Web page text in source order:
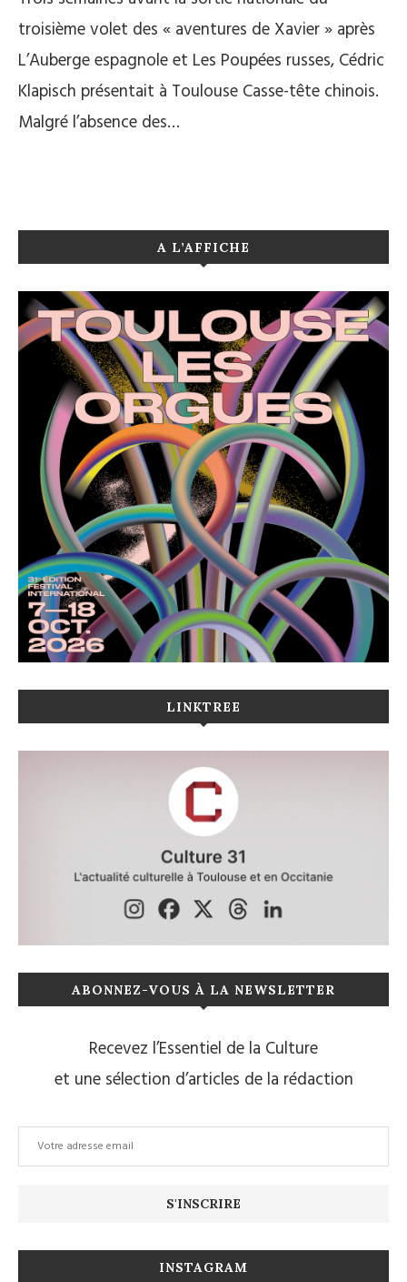
troisième volet des « aventures de Xavier » après
L’Auberge espagnole et Les Poupées russes, Cédric
Klapisch présentait à Toulouse Casse-tête chinois.
Malgré l’absence des…
A L’AFFICHE
LINKTREE
ABONNEZ-VOUS À LA NEWSLETTER
Recevez l’Essentiel de la Culture
et une sélection d’articles de la rédaction
INSTAGRAM